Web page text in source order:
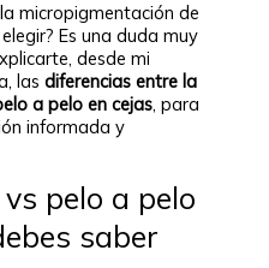
micropigmentación de
Es una duda muy
desde mi
lasdiferencias entre la
a pelo en cejas, para
informada y
pelo a pelo
saber